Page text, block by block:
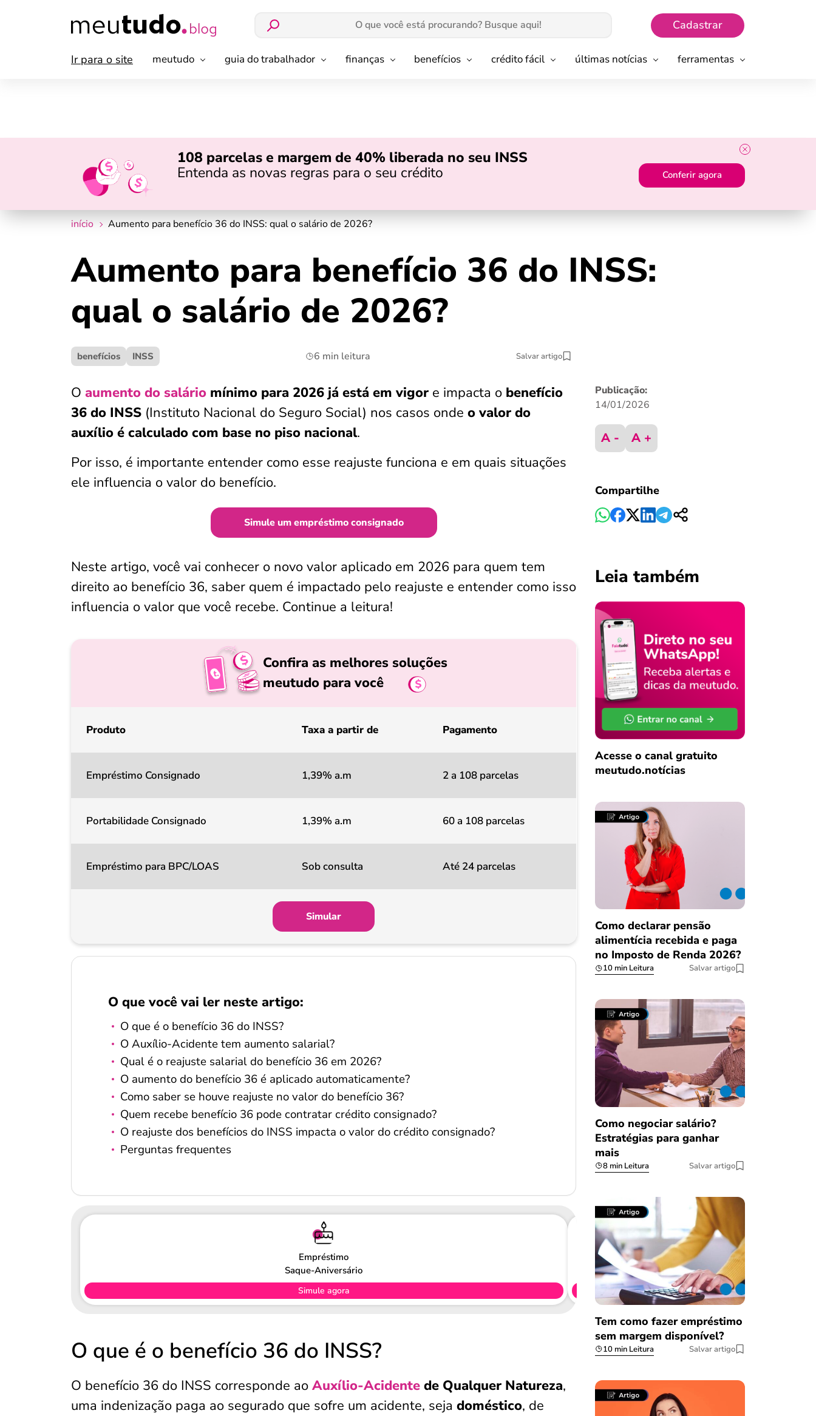
Cadastrar
Ir para o site meutudo guia do trabalhador finanças benefícios crédito fácil últimas notícias ferramentas
108 parcelas e margem de 40% liberada no seu INSS
Entenda as novas regras para o seu crédito
Conferir agora
início Aumento para benefício 36 do INSS: qual o salário de 2026?
Aumento para benefício 36 do INSS:
qual o salário de 2026?
benefícios INSS 6 min leitura Salvar artigo
O aumento do salário mínimo para 2026 já está em vigor e impacta o benefício
36 do INSS (Instituto Nacional do Seguro Social) nos casos onde o valor do
auxílio é calculado com base no piso nacional.
Por isso, é importante entender como esse reajuste funciona e em quais situações
ele influencia o valor do benefício.
Simule um empréstimo consignado
Neste artigo, você vai conhecer o novo valor aplicado em 2026 para quem tem
direito ao benefício 36, saber quem é impactado pelo reajuste e entender como isso
influencia o valor que você recebe. Continue a leitura!
Confira as melhores soluções
meutudo para você
Produto Taxa a partir de Pagamento
Empréstimo Consignado 1,39% a.m 2 a 108 parcelas
Portabilidade Consignado 1,39% a.m 60 a 108 parcelas
Empréstimo para BPC/LOAS Sob consulta Até 24 parcelas
Simular
O que você vai ler neste artigo:
O que é o benefício 36 do INSS?
O Auxílio-Acidente tem aumento salarial?
Qual é o reajuste salarial do benefício 36 em 2026?
O aumento do benefício 36 é aplicado automaticamente?
Como saber se houve reajuste no valor do benefício 36?
Quem recebe benefício 36 pode contratar crédito consignado?
O reajuste dos benefícios do INSS impacta o valor do crédito consignado?
Perguntas frequentes
Empréstimo
Saque-Aniversário
Simule agora
O que é o benefício 36 do INSS?
O benefício 36 do INSS corresponde ao Auxílio-Acidente de Qualquer Natureza,
uma indenização paga ao segurado que sofre um acidente, seja doméstico, de
Publicação:
14/01/2026
A - A +
Compartilhe
Leia também
Acesse o canal gratuito
meutudo.notícias
Como declarar pensão
alimentícia recebida e paga
no Imposto de Renda 2026?
10 min Leitura Salvar artigo
Como negociar salário?
Estratégias para ganhar
mais
8 min Leitura Salvar artigo
Tem como fazer empréstimo
sem margem disponível?
10 min Leitura Salvar artigo